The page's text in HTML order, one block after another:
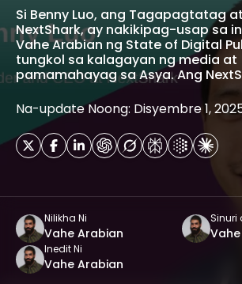
Si Benny Luo, ang Tagapagtatag
NextShark, ay nakikipag-usap sa
Vahe Arabian ng State of Digital
tungkol sa kalagayan ng media at
pamamahayag sa Asya. Ang
Na-update Noong: Disyembre 1,
Nilikha Ni
Vahe Arabian
Sinuri
Inedit Ni
Vahe Arabian